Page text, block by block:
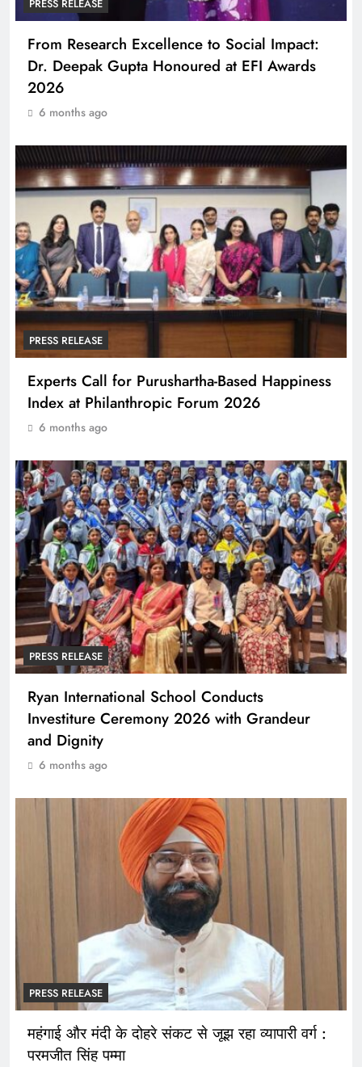
PRESS RELEASE
From Research Excellence to Social Impact:
Dr. Deepak Gupta Honoured at EFI Awards
2026
6 months ago
PRESS RELEASE
Experts Call for Purushartha-Based Happiness
Index at Philanthropic Forum 2026
6 months ago
PRESS RELEASE
Ryan International School Conducts
Investiture Ceremony 2026 with Grandeur
and Dignity
6 months ago
PRESS RELEASE
महंगाई और मंदी के दोहरे संकट से जूझ रहा व्यापारी वर्ग :
परमजीत सिंह पम्मा